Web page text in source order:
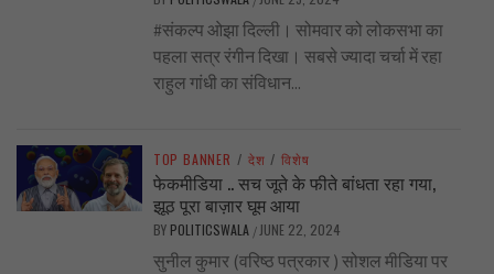
#संकल्प ओझा दिल्ली। सोमवार को लोकसभा का
पहला सत्र रंगीन दिखा। सबसे ज्यादा चर्चा में रहा
राहुल गांधी का संविधान...
TOP BANNER / देश / विशेष
फेकमीडिया .. सच जूते के फीते बांधता रहा गया,
झूठ पूरा बाज़ार घूम आया
BY POLITICSWALA / JUNE 22, 2024
सुनील कुमार (वरिष्ठ पत्रकार ) सोशल मीडिया पर